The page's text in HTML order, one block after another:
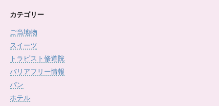
カ
ブ
カテゴリー
ご当地物
スイーツ
トラピスト修道院
バリアフリー情報
パン
ホテル